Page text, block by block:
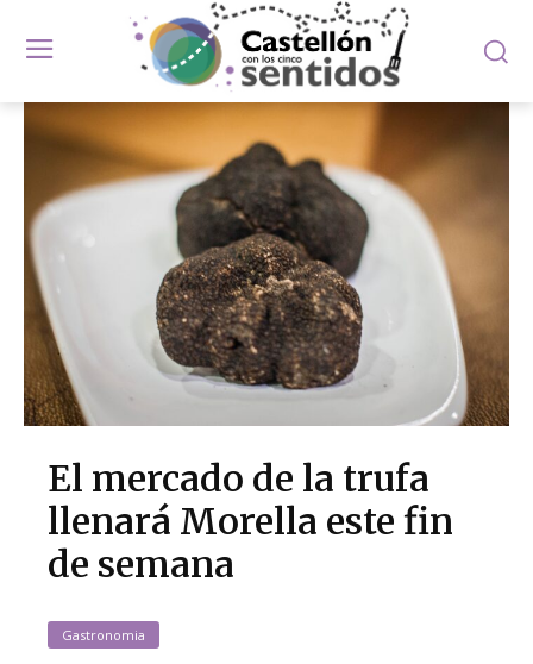
El mercado de la trufa
llenará Morella este fin
de semana
Gastronomia